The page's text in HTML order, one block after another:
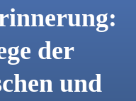
der
und